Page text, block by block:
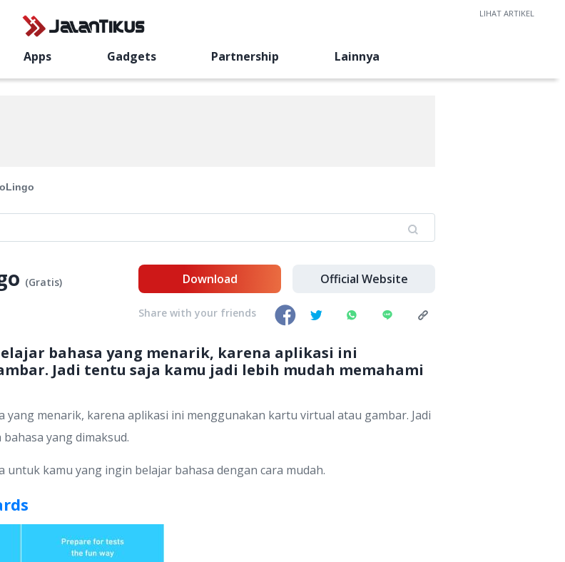
Apps Gadgets Partnership Lainnya
(Gratis)
bahasa yang menarik, karena aplikasi ini
Jadi tentu saja kamu jadi lebih mudah memahami
yang menarik, karena aplikasi ini menggunakan kartu virtual atau gambar. Jadi
yang dimaksud.
kamu yang ingin belajar bahasa dengan cara mudah.
LIHAT ARTIKEL
Download Official Website
Share with your friends